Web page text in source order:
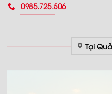
0985.725.506
Tại